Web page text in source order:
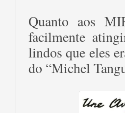
Quanto aos
facilmente
lindos que eles
do “Michel